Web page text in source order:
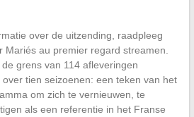
over de uitzending, raadpleeg
Mariés au premier regard streamen.
grens van 114 afleveringen
tien seizoenen: een teken van het
om zich te vernieuwen, te
als een referentie in het Franse